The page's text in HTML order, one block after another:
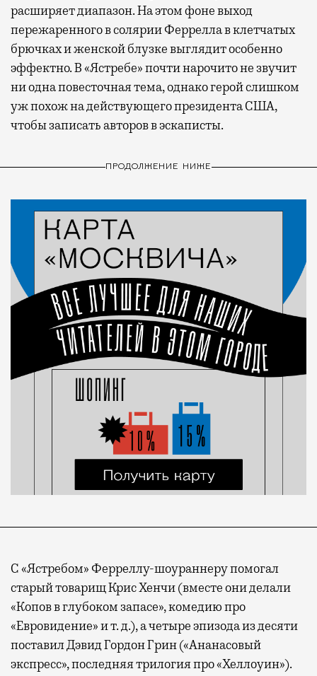
расширяет диапазон. На этом фоне выход
пережаренного в солярии Феррелла в клетчатых
брючках и женской блузке выглядит особенно
эффектно. В «Ястребе» почти нарочито не звучит
ни одна повесточная тема, однако герой слишком
уж похож на действующего президента США,
чтобы записать авторов в эскаписты.
ПРОДОЛЖЕНИЕ НИЖЕ
С «Ястребом» Ферреллу-шоураннеру помогал
старый товарищ Крис Хенчи (вместе они делали
«Копов в глубоком запасе», комедию про
«Евровидение» и т. д.), а четыре эпизода из десяти
поставил Дэвид Гордон Грин («Ананасовый
экспресс», последняя трилогия про «Хеллоуин»).